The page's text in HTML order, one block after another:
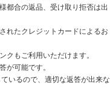
都合の返品、受け取り拒否は出
れたクレジットカードによるお
クもご利用いただけます。
が可能です。
いるので、適切な返答が出来な